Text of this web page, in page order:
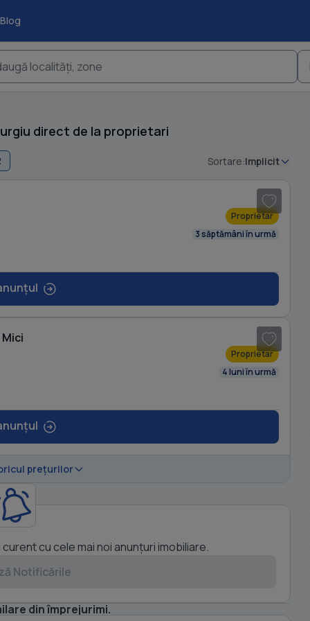
Blog
localități, zone
direct de la proprietari
Sortare:Implicit
1
/ 16
Proprietar
3 săptămâni în urmă
Proprietar
4 luni în urmă
prețurilor
cu cele mai noi anunțuri imobiliare.
Notificările
din împrejurimi.